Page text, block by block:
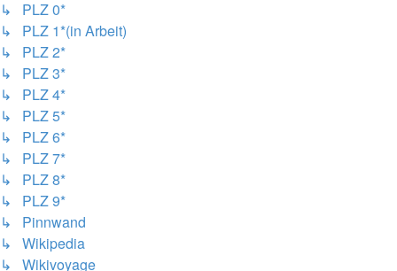
↳ PLZ 0*
↳ PLZ 1*(in Arbeit)
↳ PLZ 2*
↳ PLZ 3*
↳ PLZ 4*
↳ PLZ 5*
↳ PLZ 6*
↳ PLZ 7*
↳ PLZ 8*
↳ PLZ 9*
↳ Pinnwand
↳ Wikipedia
↳ Wikivoyage